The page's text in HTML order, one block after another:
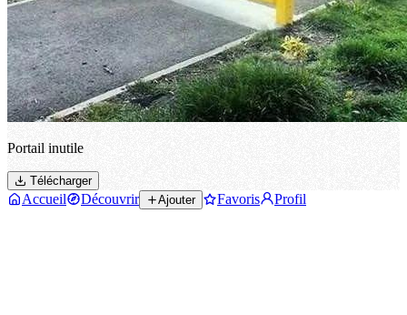
Portail inutile
Télécharger
Accueil Découvrir Ajouter Favoris Profil